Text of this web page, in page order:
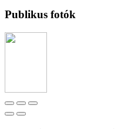
Publikus fotók